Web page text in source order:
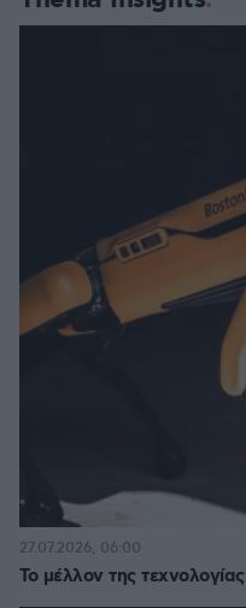
Το μέλλον της τεχνολογίας
27.07.2026, 06:00